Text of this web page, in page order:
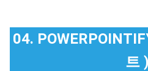
04.
트 )